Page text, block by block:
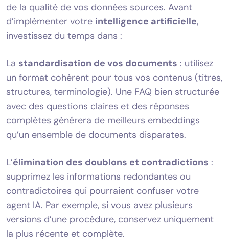
de la qualité de vos données sources. Avant
d’implémenter votre intelligence artificielle,
investissez du temps dans :
La standardisation de vos documents : utilisez
un format cohérent pour tous vos contenus (titres,
structures, terminologie). Une FAQ bien structurée
avec des questions claires et des réponses
complètes générera de meilleurs embeddings
qu’un ensemble de documents disparates.
L’élimination des doublons et contradictions :
supprimez les informations redondantes ou
contradictoires qui pourraient confuser votre
agent IA. Par exemple, si vous avez plusieurs
versions d’une procédure, conservez uniquement
la plus récente et complète.